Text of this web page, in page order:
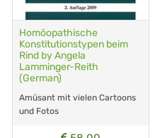
Homöopathische
Konstitutionstypen beim
Rind by Angela
Lamminger-Reith
(German)
Amüsant mit vielen Cartoons
und Fotos